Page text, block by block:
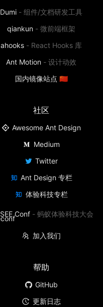
Dumi - 组件/文档研发工具
qiankun - 微前端框架
ahooks - React Hooks 库
Ant Motion - 设计动效
国内镜像站点 🇨🇳
社区
Awesome Ant Design
Medium
Twitter
Ant Design 专栏
体验科技专栏
SEE Conf - 蚂蚁体验科技大会
加入我们
帮助
GitHub
更新日志